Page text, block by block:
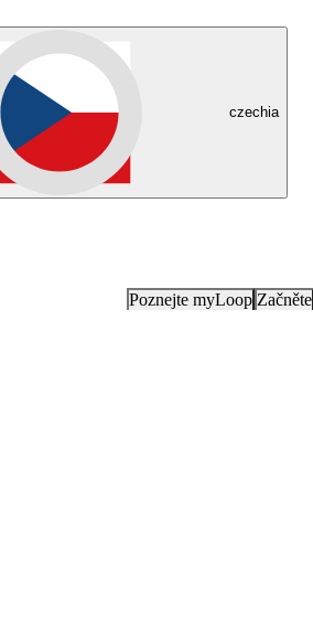
czechia
Poznejte myLoop Začněte